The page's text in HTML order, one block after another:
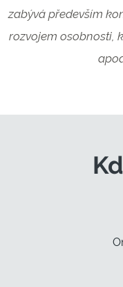
zabývá především
rozvojem osobnosti,